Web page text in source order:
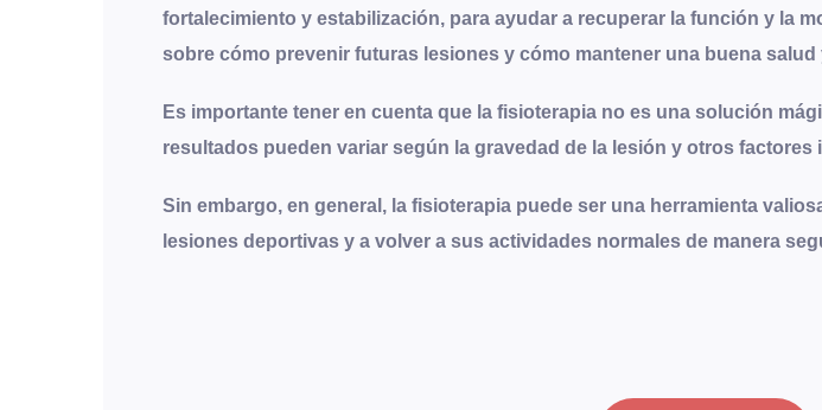
fortalecimiento y estabilización, para ayudar a recuperar la función y la
sobre cómo prevenir futuras lesiones y cómo mantener una buena
Es importante tener en cuenta que la fisioterapia no es una solución
resultados pueden variar según la gravedad de la lesión y otros factores
Sin embargo, en general, la fisioterapia puede ser una herramienta
lesiones deportivas y a volver a sus actividades normales de manera